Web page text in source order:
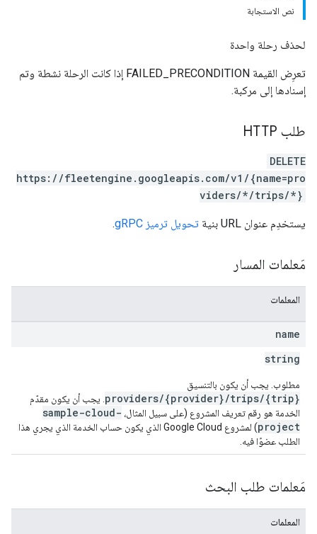
نص الاستجابة
لحذف رحلة واحدة
تعرِض القيمة FAILED_PRECONDITION إذا كانت الرحلة نشطة وتم
إسنادها إلى مركبة.
طلب HTTP
DELETE
https://fleetengine.googleapis.com/v1/{name=pro
viders/*/trips/*}
يستخدِم عنوان URL بنية تحويل ترميز gRPC .
مَعلمات المسار
المعلمات
name
string
مطلوب. يجب أن يكون بالتنسيق
providers/{provider}/trips/{trip} . يجب أن يكون مقدّم
الخدمة هو رقم تعريف المشروع (على سبيل المثال، sample-cloud-
project
) لمشروع Google Cloud الذي يكون حساب الخدمة الذي يجري هذا
الطلب عضوًا فيه.
مَعلمات طلب البحث
المعلمات